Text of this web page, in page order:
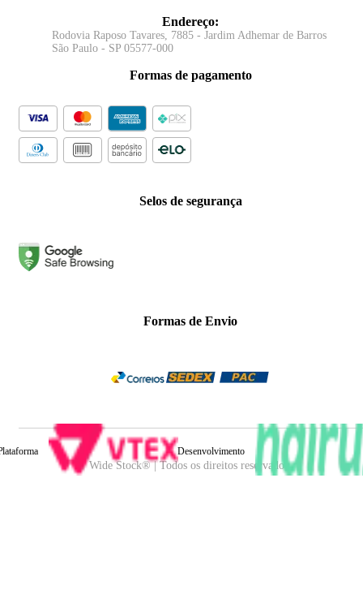
Endereço:
Rodovia Raposo Tavares, 7885 - Jardim Adhemar de Barros
São Paulo - SP 05577-000
Formas de pagamento
Selos de segurança
Formas de Envio
Wide Stock® | Todos os direitos reservados.
Desenvolvimento